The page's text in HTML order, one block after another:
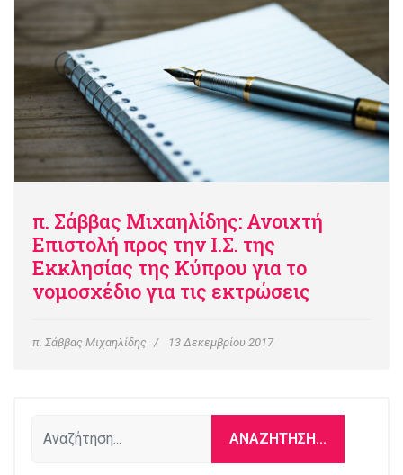
π. Σάββας Μιχαηλίδης: Ανοιχτή
Επιστολή προς την Ι.Σ. της
Εκκλησίας της Κύπρου για το
νομοσχέδιο για τις εκτρώσεις
π. Σάββας Μιχαηλίδης 13 Δεκεμβρίου 2017
ΑΝΑΖΉΤΗΣΗ...